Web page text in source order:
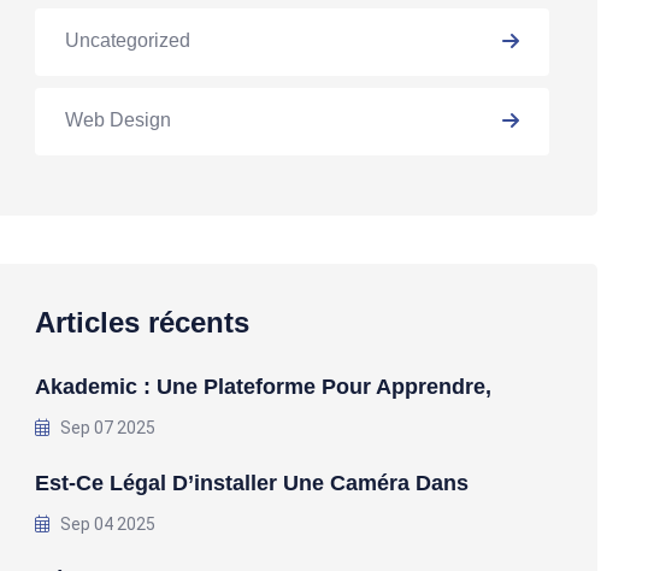
Uncategorized
Web Design
Articles récents
Akademic : Une Plateforme Pour Apprendre,
Sep 07 2025
Est-Ce Légal D’installer Une Caméra Dans
Sep 04 2025